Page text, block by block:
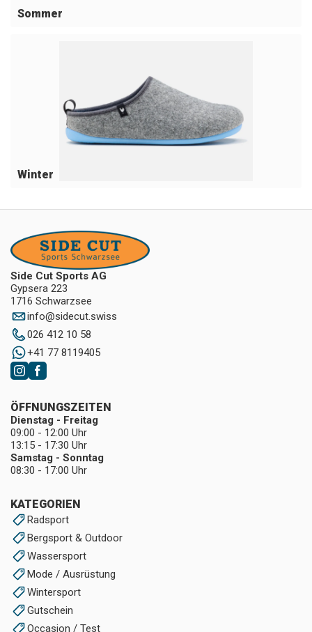
Sommer
Winter
Side Cut Sports AG
Gypsera 223
1716 Schwarzsee
info@sidecut.swiss
026 412 10 58
+41 77 8119405
KATEGORIEN
Radsport
Bergsport & Outdoor
Wassersport
Mode / Ausrüstung
Wintersport
Gutschein
Occasion / Test
ÖFFNUNGSZEITEN
Dienstag - Freitag
09:00 - 12:00 Uhr
13:15 - 17:30 Uhr
Samstag - Sonntag
08:30 - 17:00 Uhr